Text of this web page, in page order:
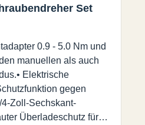
Set
0.9 - 5.0 Nm und
manuellen als auch
Elektrische
gegen
Zoll-Sechskant-
Überladeschutz für